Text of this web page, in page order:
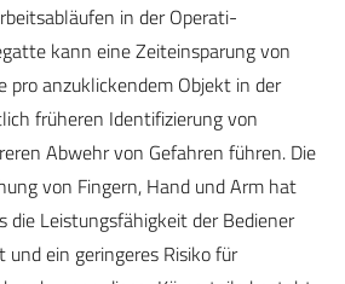
in der Operati-
kann eine Zeiteinsparung von
pro anzuklickendem Objekt in der
früheren Identifizierung von
Abwehr von Gefahren führen. Die
von Fingern, Hand und Arm hat
die Leistungsfähigkeit der Bediener
ein geringeres Risiko für